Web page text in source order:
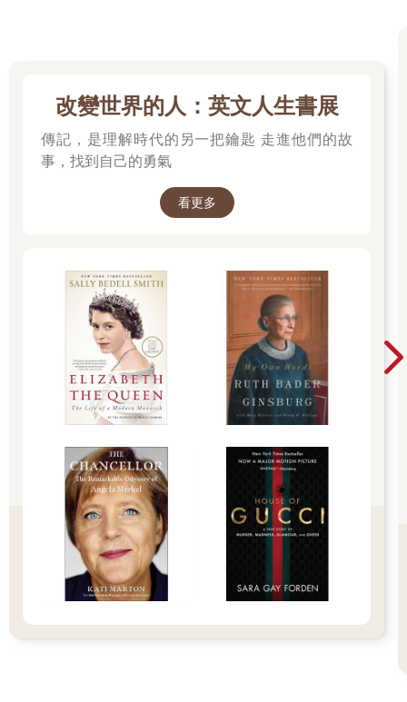
改變世界的人：英文人生書展
傳記，是理解時代的另一把鑰匙 走進他們的故
事，找到自己的勇氣
看更多